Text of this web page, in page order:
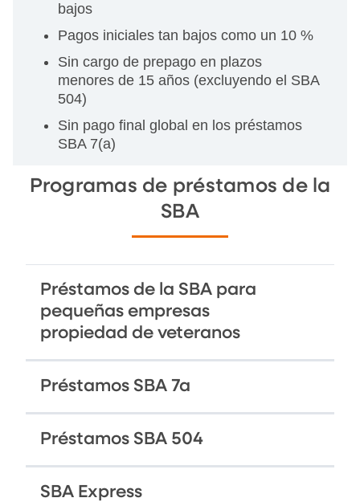
bajos
Pagos iniciales tan bajos como un 10 %
Sin cargo de prepago en plazos
menores de 15 años (excluyendo el SBA
504)
Sin pago final global en los préstamos
SBA 7(a)
Programas de préstamos de la
SBA
Préstamos de la SBA para
pequeñas empresas
propiedad de veteranos
Préstamos SBA 7a
Préstamos SBA 504
SBA Express